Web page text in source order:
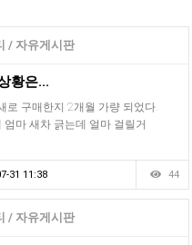
/ 자유게시판
황은...
로 구매한지 2개월 가량 되었다.
엄마 새차 긁는데 얼마 걸릴거
31 11:38 44
/ 자유게시판